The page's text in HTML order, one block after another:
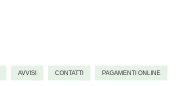
AVVISI CONTATTI PAGAMENTI ONLINE